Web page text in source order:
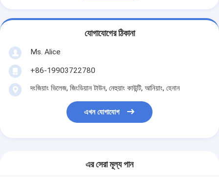
যোগাযোগের ঠিকানা
Ms. Alice
+86-19903722780
দংজিয়াং ভিলেজ, জিংডিয়ান টাউন, নেহুয়াং কাউন্টি, আনিয়াং, হেনান
এখন যোগাযোগ
এর সেরা মূল্য পান